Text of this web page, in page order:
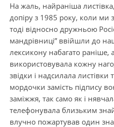
На жаль, найраніша
допіру з 1985 року, коли
тоді відносно дружньою
мандрівниці” ввійшли до
лексикону набагато раніше,
використовувала кожну
звідки і надсилала листівки
мордочки замість підпису
заміжжя, так само як і
телефонувала близьким
влучно пожартував один